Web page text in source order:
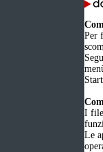
Per
I file
Le